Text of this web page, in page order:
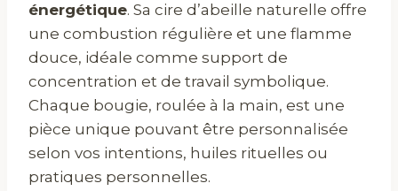
énergétique. Sa cire d’abeille naturelle offre
une combustion régulière et une flamme
douce, idéale comme support de
concentration et de travail symbolique.
Chaque bougie, roulée à la main, est une
pièce unique pouvant être personnalisée
selon vos intentions, huiles rituelles ou
pratiques personnelles.